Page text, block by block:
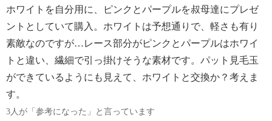
ホワイトを自分用に、ピンクとパープルを叔母達にプレゼ
ントとしていて購入。ホワイトは予想通りで、軽さも有り
素敵なのですが…レース部分がピンクとパープルはホワイ
トと違い、繊細で引っ掛けそうな素材です。パット見毛玉
ができているようにも見えて、ホワイトと交換か？考えま
す。
3人が「参考になった」と言っています